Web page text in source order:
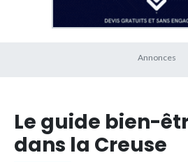
Le guide bien-
dans la Creuse